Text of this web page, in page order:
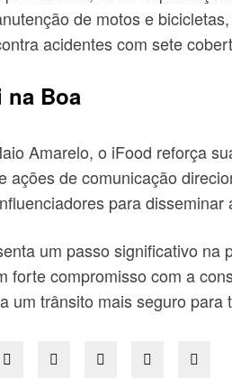
de motos e
acidentes com sete
na Boa
Amarelo, o iFood reforça
ações de comunicação
para
um passo significativo
forte compromisso com a
um trânsito mais seguro para